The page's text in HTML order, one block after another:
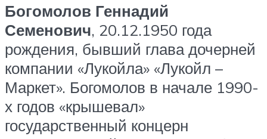
Богомолов Геннадий
Семенович, 20.12.1950 года
рождения, бывший глава дочерней
компании «Лукойла» «Лукойл –
Маркет». Богомолов в начале 1990-
х годов «крышевал»
государственный концерн